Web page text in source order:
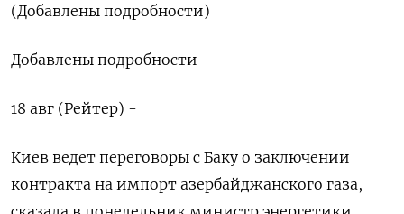
(Добавлены подробности)
Добавлены подробности
18 авг (Рейтер) -
Киев ведет переговоры с Баку о заключении
контракта на импорт азербайджанского газа,